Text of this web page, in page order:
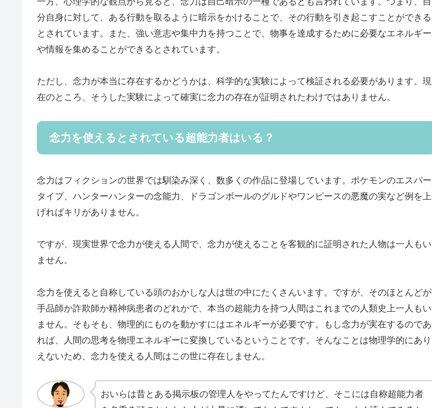
分自身に対して、ある行動を取るように暗示をかけることで、その行動を引き起こすことができる
とされています。また、強い意志や集中力を持つことで、物事を達成するために必要なエネルギー
や情報を集めることができるとされています。
ただし、念力が本当に存在するかどうかは、科学的な実験によって検証される必要があります。現
在のところ、そうした実験によって確実に念力の存在が証明されたわけではありません。
念力を使えるとされている超能力者はいる？
念力はフィクションの世界では馴染み深く、数多くの作品に登場しています。ポケモンのエスパー
タイプ、ハンターハンターの念能力、ドラゴンボールのグルドやワンピースの悪魔の実など例を上
げればキリがありません。
ですが、現実世界で念力が使える人間で、念力が使えることを客観的に証明された人物は一人もい
ません。
念力を使えると自称している頭のおかしな人は世の中にたくさんいます。ですが、そのほとんどが
手品師か詐欺師か精神病患者のどれかで、本当の超能力を持つ人間はこれまでの人類史上一人もい
ません。そもそも、物理的にものを動かすにはエネルギーが必要です。もし念力が実在するのであ
れば、人間の思考を物理エネルギーに変換しているということです。そんなことは物理学的にあり
えないため、念力を使える人間はこの世に存在しません。
おいらは昔とある掲示板の管理人をやってたんですけど、そこには自称超能力者